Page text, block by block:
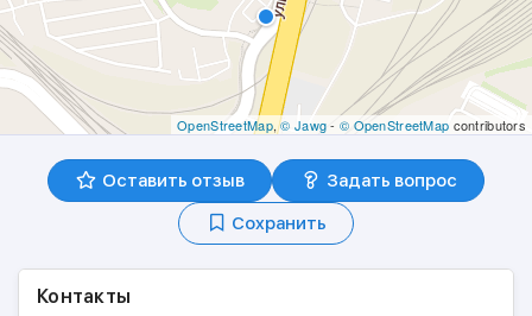
OpenStreetMap,© Jawg- © OpenStreetMap contributors
Оставить отзыв
Задать вопрос
Сохранить
Контакты